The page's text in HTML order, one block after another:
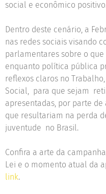
social e econômico
Dentro deste cenário, a
nas redes sociais visando
parlamentares sobre o
enquanto política pública
reflexos claros no
Social, para que sejam
apresentadas, por parte
que resultariam na perda
juventude no Brasil.
Confira a arte da campanha
Lei e o momento atual da
link.